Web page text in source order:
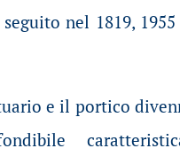
nel 1819,
e il portico